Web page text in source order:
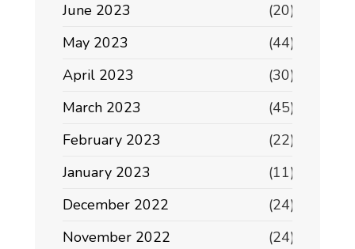
June 2023
(20)
May 2023
(44)
April 2023
(30)
March 2023
(45)
February 2023
(22)
January 2023
(11)
December 2022
(24)
November 2022
(24)